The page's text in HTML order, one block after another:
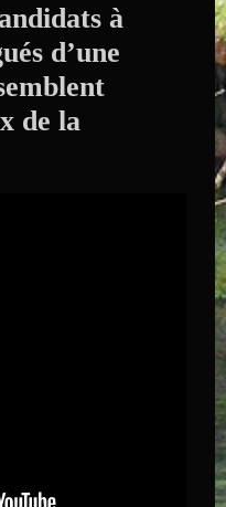
à
d’une
de la